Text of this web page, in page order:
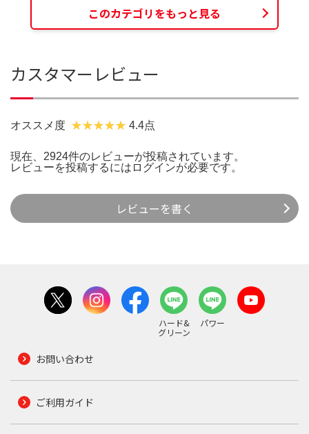
このカテゴリをもっと見る
カスタマーレビュー
オススメ度 4.4点
現在、2924件のレビューが投稿されています。
レビューを投稿するには ログインが必要です。
レビューを書く
ハード&
グリーン
パワー
お問い合わせ
ご利用ガイド